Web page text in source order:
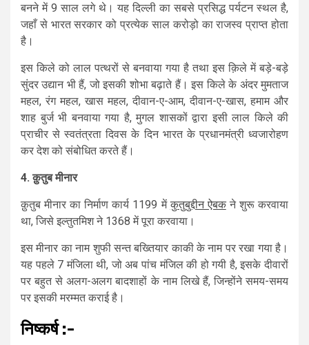
बनने में 9 साल लगे थे। यह दिल्ली का सबसे प्रसिद्ध पर्यटन स्थल है,
जहाँ से भारत सरकार को प्रत्येक साल करोड़ो का राजस्व प्राप्त होता
है।
इस किले को लाल पत्थरों से बनवाया गया है तथा इस क़िले में बड़े-बड़े
सुंदर उद्यान भी हैं, जो इसकी शोभा बढ़ाते हैं। इस किले के अंदर मुमताज
महल, रंग महल, खास महल, दीवान-ए-आम, दीवान-ए-खास, हमाम और
शाह बुर्ज भी बनवाया गया है, मुगल शासकों द्वारा इसी लाल किले की
प्राचीर से स्वतंत्रता दिवस के दिन भारत के प्रधानमंत्री ध्वजारोहण
कर देश को संबोधित करते हैं।
4.क़ुतुब मीनार
क़ुतुब मीनार का निर्माण कार्य 1199 मेंकुतुबुद्दीन ऐबकने शुरू करवाया
था, जिसे इल्तुतमिश ने 1368 में पूरा करवाया।
इस मीनार का नाम शुफी सन्त बख्तियार काकी के नाम पर रखा गया है।
यह पहले 7 मंजिला थी, जो अब पांच मंजिल की हो गयी है, इसके दीवारों
पर बहुत से अलग-अलग बादशाहों के नाम लिखे हैं, जिन्होंने समय-समय
पर इसकी मरम्मत कराई है।
निष्कर्ष :-